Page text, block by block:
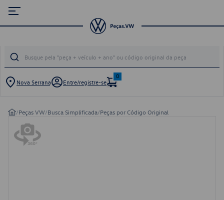
Nova Serrana Entre/registre-se
0
/Peças VW/Busca Simplificada/Peças por Código Original